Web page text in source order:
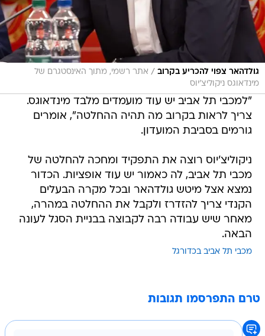
גולדהאר צפוי להכריע בקרוב / אתר רשמי, מתוך האינסטגרם של
מינדאוגס ניקוליצ'יוס
"למכבי תל אביב יש עוד מועמדים מלבד מינדאוגס.
צריך לראות בקרוב מה תהיה ההחלטה", אומרים
גורמים בסביבת המועדון.
ניקוליצ'יוס רוצה את התפקיד ומחכה להחלטה של
מכבי תל אביב, לה כאמור יש עוד אופציות. הכדור
נמצא אצל מיטש גולדהאר ובכל מקרה הבעלים
הקנדי צריך להזדרז ולקבל את ההחלטה במהרה,
מאחר שיש עבודה רבה לקבוצה בבניית הסגל לעונה
הבאה.
מכבי תל אביב בכדורגל
טרם התפרסמו תגובות